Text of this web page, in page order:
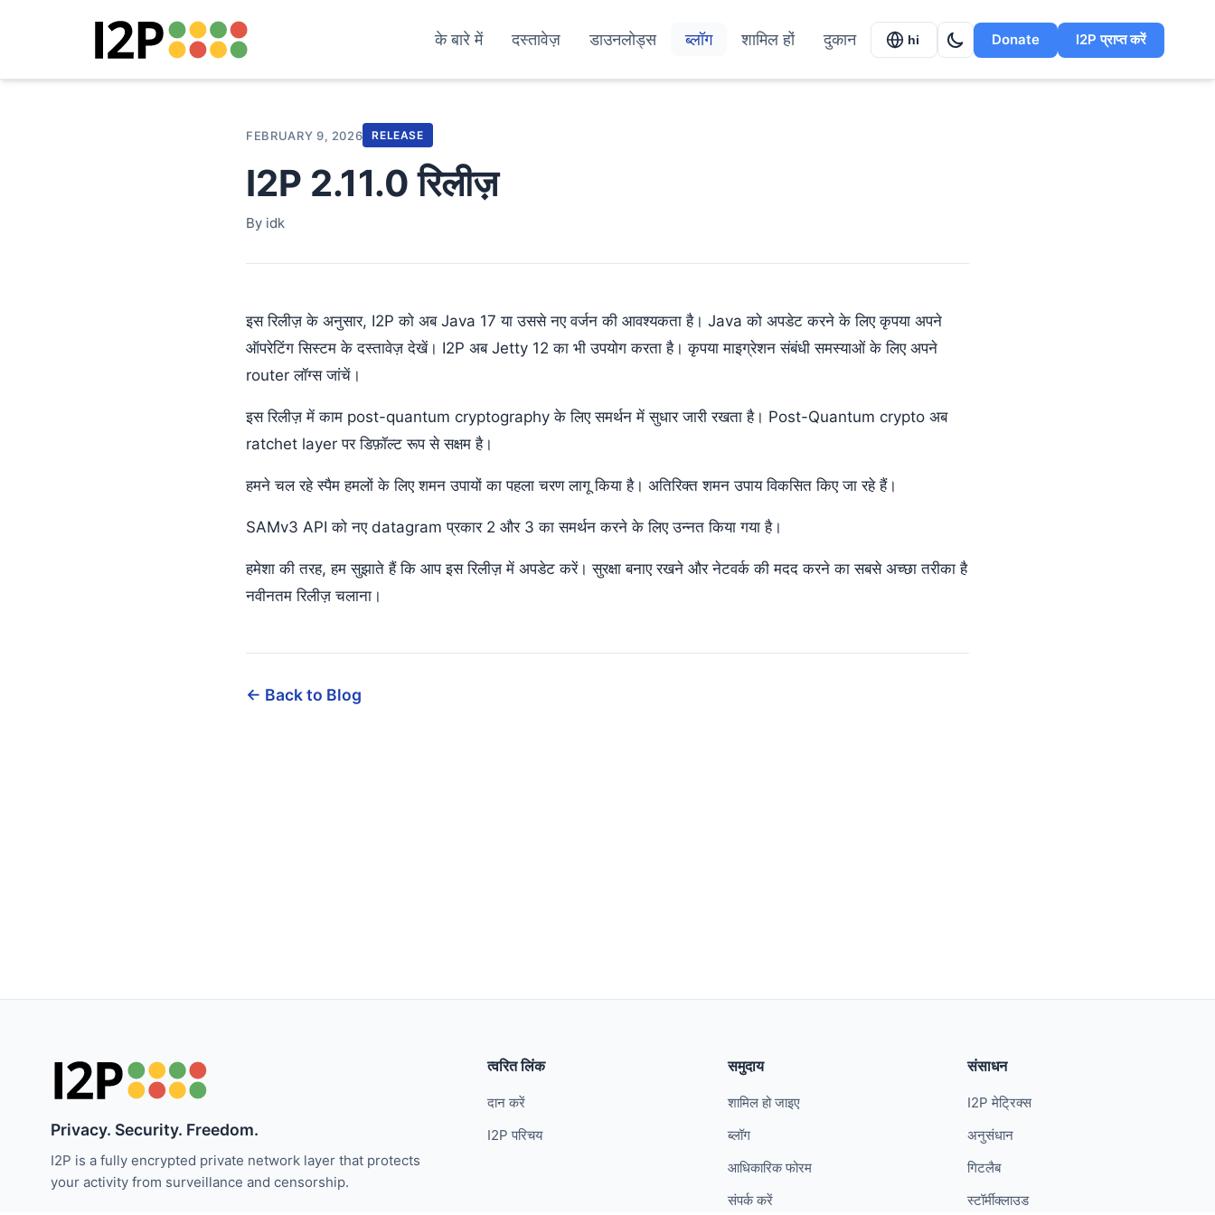
के बारे में दस्तावेज़ डाउनलोड्स ब्लॉग शामिल हों दुकान hi Donate I2P प्राप्त करें
FEBRUARY 9, 2026 RELEASE
I2P 2.11.0 रिलीज़
By idk
इस रिलीज़ के अनुसार, I2P को अब Java 17 या उससे नए वर्जन की आवश्यकता है। Java को अपडेट करने के लिए कृपया अपने
ऑपरेटिंग सिस्टम के दस्तावेज़ देखें। I2P अब Jetty 12 का भी उपयोग करता है। कृपया माइग्रेशन संबंधी समस्याओं के लिए अपने
router लॉग्स जांचें।
इस रिलीज़ में काम post-quantum cryptography के लिए समर्थन में सुधार जारी रखता है। Post-Quantum crypto अब
ratchet layer पर डिफ़ॉल्ट रूप से सक्षम है।
हमने चल रहे स्पैम हमलों के लिए शमन उपायों का पहला चरण लागू किया है। अतिरिक्त शमन उपाय विकसित किए जा रहे हैं।
SAMv3 API को नए datagram प्रकार 2 और 3 का समर्थन करने के लिए उन्नत किया गया है।
हमेशा की तरह, हम सुझाते हैं कि आप इस रिलीज़ में अपडेट करें। सुरक्षा बनाए रखने और नेटवर्क की मदद करने का सबसे अच्छा तरीका है
नवीनतम रिलीज़ चलाना।
← Back to Blog
Privacy. Security. Freedom.
I2P is a fully encrypted private network layer that protects
your activity from surveillance and censorship.
त्वरित लिंक
दान करें
I2P परिचय
समुदाय
शामिल हो जाइए
ब्लॉग
आधिकारिक फोरम
संपर्क करें
संसाधन
I2P मेट्रिक्स
अनुसंधान
गिटलैब
स्टॉर्मीक्लाउड